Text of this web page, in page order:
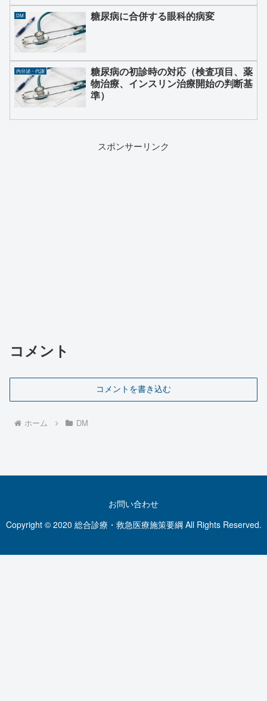
DM 糖尿病に合併する眼科的病変
内分泌・代謝
糖尿病の初診時の対応（検査項目、薬
物治療、インスリン治療開始の判断基
準）
スポンサーリンク
コメント
コメントを書き込む
ホーム DM
お問い合わせ
Copyright © 2020 総合診療・救急医療施策要綱 All Rights Reserved.